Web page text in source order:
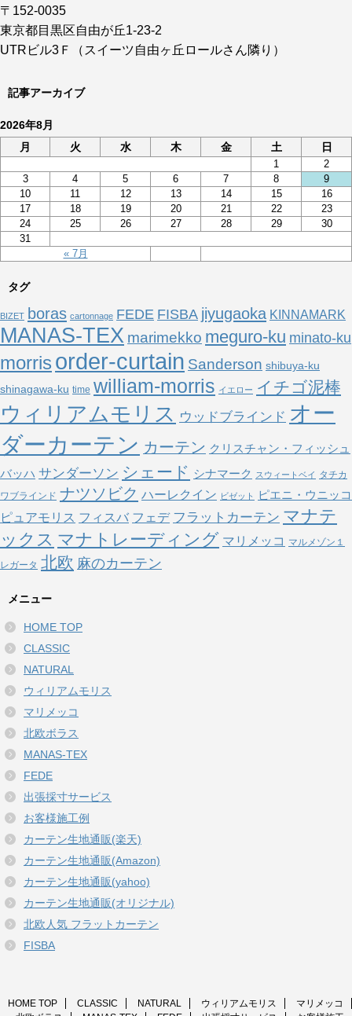
〒152-0035
東京都目黒区自由が丘1-23-2
UTRビル3Ｆ（スイーツ自由ヶ丘ロールさん隣り）
記事アーカイブ
2026年8月
月
火 水 木 金 土 日
« 7月
1
2
3
4 5 6 7 8
9
10
11 12 13 14 15
16
17
18 19 20 21 22
23
24
25 26 27 28 29
30
31
タグ
BIZET boras cartonnage FEDE FISBA jiyugaoka KINNAMARK
MANAS-TEX marimekko meguro-ku minato-ku
morris order-curtain Sanderson shibuya-ku
shinagawa-ku time william-morris イエロー イチゴ泥棒
ウィリアムモリス ウッドブラインド オー
ダーカーテン カーテン クリスチャン・フィッシュ
バッハ サンダーソン シェード シナマーク スウィートベイ タチカ
ワブラインド ナツソビク ハーレクイン ビゼット ピエニ・ウニッコ
ピュアモリス フィスバ フェデ フラットカーテン マナテ
ックス マナトレーディング マリメッコ マルメゾン１
レガータ 北欧 麻のカーテン
メニュー
HOME TOP
CLASSIC
NATURAL
ウィリアムモリス
マリメッコ
北欧ボラス
MANAS-TEX
FEDE
出張採寸サービス
お客様施工例
カーテン生地通販(楽天)
カーテン生地通販(Amazon)
カーテン生地通販(yahoo)
カーテン生地通販(オリジナル)
北欧人気 フラットカーテン
FISBA
HOME TOP CLASSIC NATURAL ウィリアムモリス
マリメッコ